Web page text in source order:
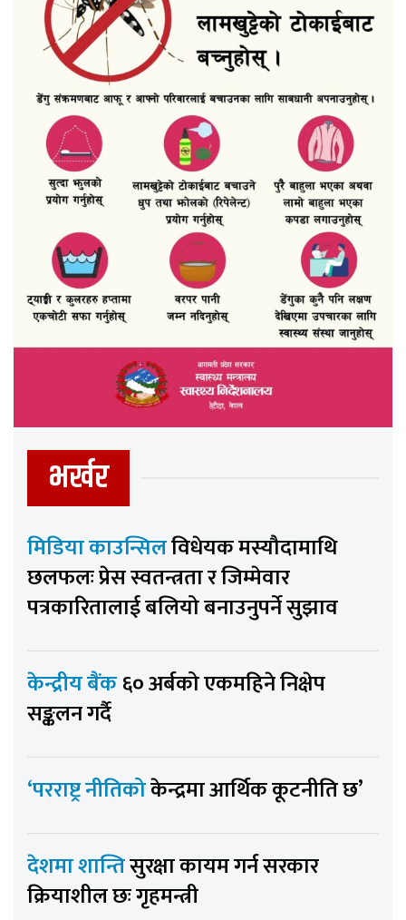
भर्खर
मिडिया काउन्सिलविधेयक मस्यौदामाथि
छलफलः प्रेस स्वतन्त्रता र जिम्मेवार
पत्रकारितालाई बलियो बनाउनुपर्ने सुझाव
केन्द्रीय बैंक६० अर्बको एकमहिने निक्षेप
सङ्कलन गर्दै
‘परराष्ट्र नीतिकोकेन्द्रमा आर्थिक कूटनीति छ’
देशमा शान्तिसुरक्षा कायम गर्न सरकार
क्रियाशील छः गृहमन्त्री